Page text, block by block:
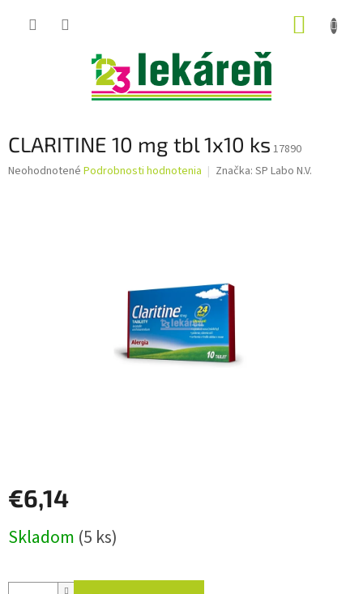
CLARITINE 10 mg tbl 1x10 ks 17890
Priemerné
Neohodnotené Podrobnosti hodnotenia Značka: SP Labo N.V.
€6,14
cena:
Skladom (5 ks)